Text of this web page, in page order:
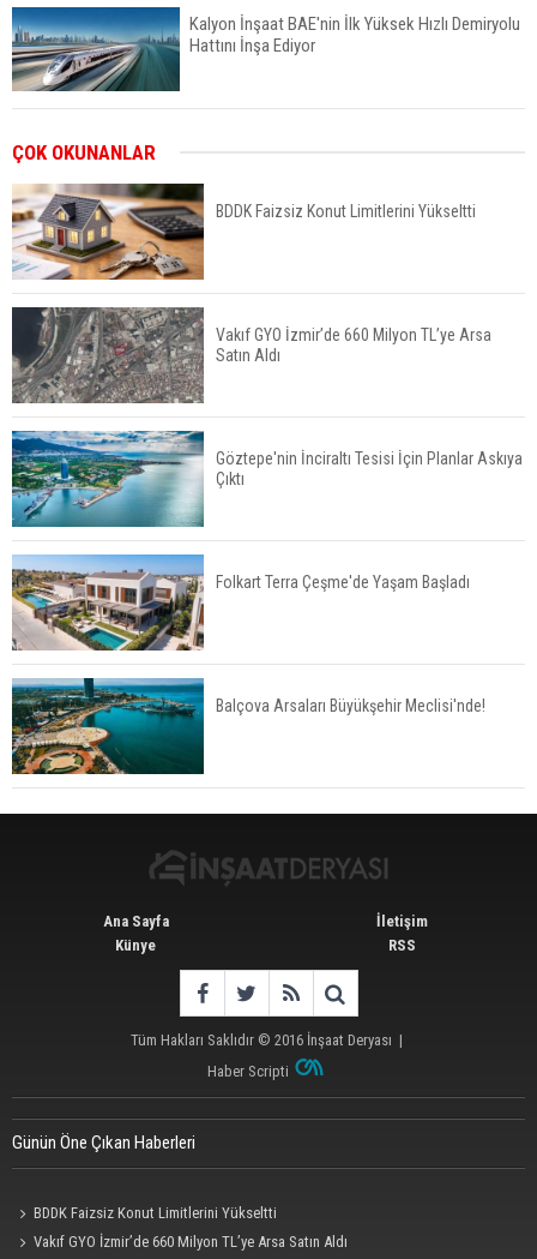
Kalyon İnşaat BAE'nin İlk Yüksek Hızlı Demiryolu
Hattını İnşa Ediyor
TOKİ 51 İlde 540 Konut ve İş Yerini Satışa
Sunuyor
Yatırımcıların Bina Tercihi Değişiyor: Dijital Altyapı
Öne Çıkıyor
TOKİ'nin Kiralık Sosyal Konut Modeli Kiraları
Düşürür Mü?
İkinci El Konut Fiyatları İspanya'da Bir Yılda
Yüzde 16,2 Arttı
Konut Satışları Güçlü Seyrini Korudu Yabancıya
ÇOK OKUNANLAR
BDDK Faizsiz Konut Limitlerini Yükseltti
Vakıf GYO İzmir’de 660 Milyon TL’ye Arsa
Satın Aldı
Göztepe'nin İnciraltı Tesisi İçin Planlar Askıya
Çıktı
Folkart Terra Çeşme'de Yaşam Başladı
Balçova Arsaları Büyükşehir Meclisi'nde!
Ana Sayfa
Künye
İletişim
RSS
Tüm Hakları Saklıdır © 2016 İnşaat Deryası |
Haber Scripti
Günün Öne Çıkan Haberleri
BDDK Faizsiz Konut Limitlerini Yükseltti
Vakıf GYO İzmir’de 660 Milyon TL’ye Arsa Satın Aldı